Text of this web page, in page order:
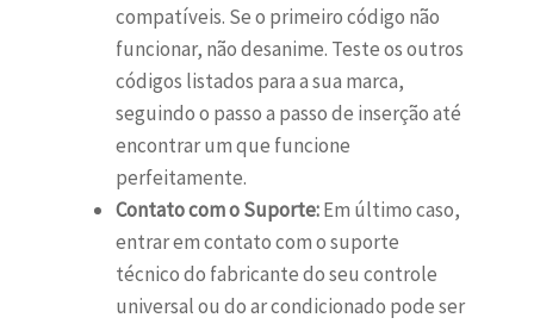
compatíveis. Se o primeiro código não
funcionar, não desanime. Teste os outros
códigos listados para a sua marca,
seguindo o passo a passo de inserção até
encontrar um que funcione
perfeitamente.
Contato com o Suporte:Em último caso,
entrar em contato com o suporte
técnico do fabricante do seu controle
universal ou do ar condicionado pode ser